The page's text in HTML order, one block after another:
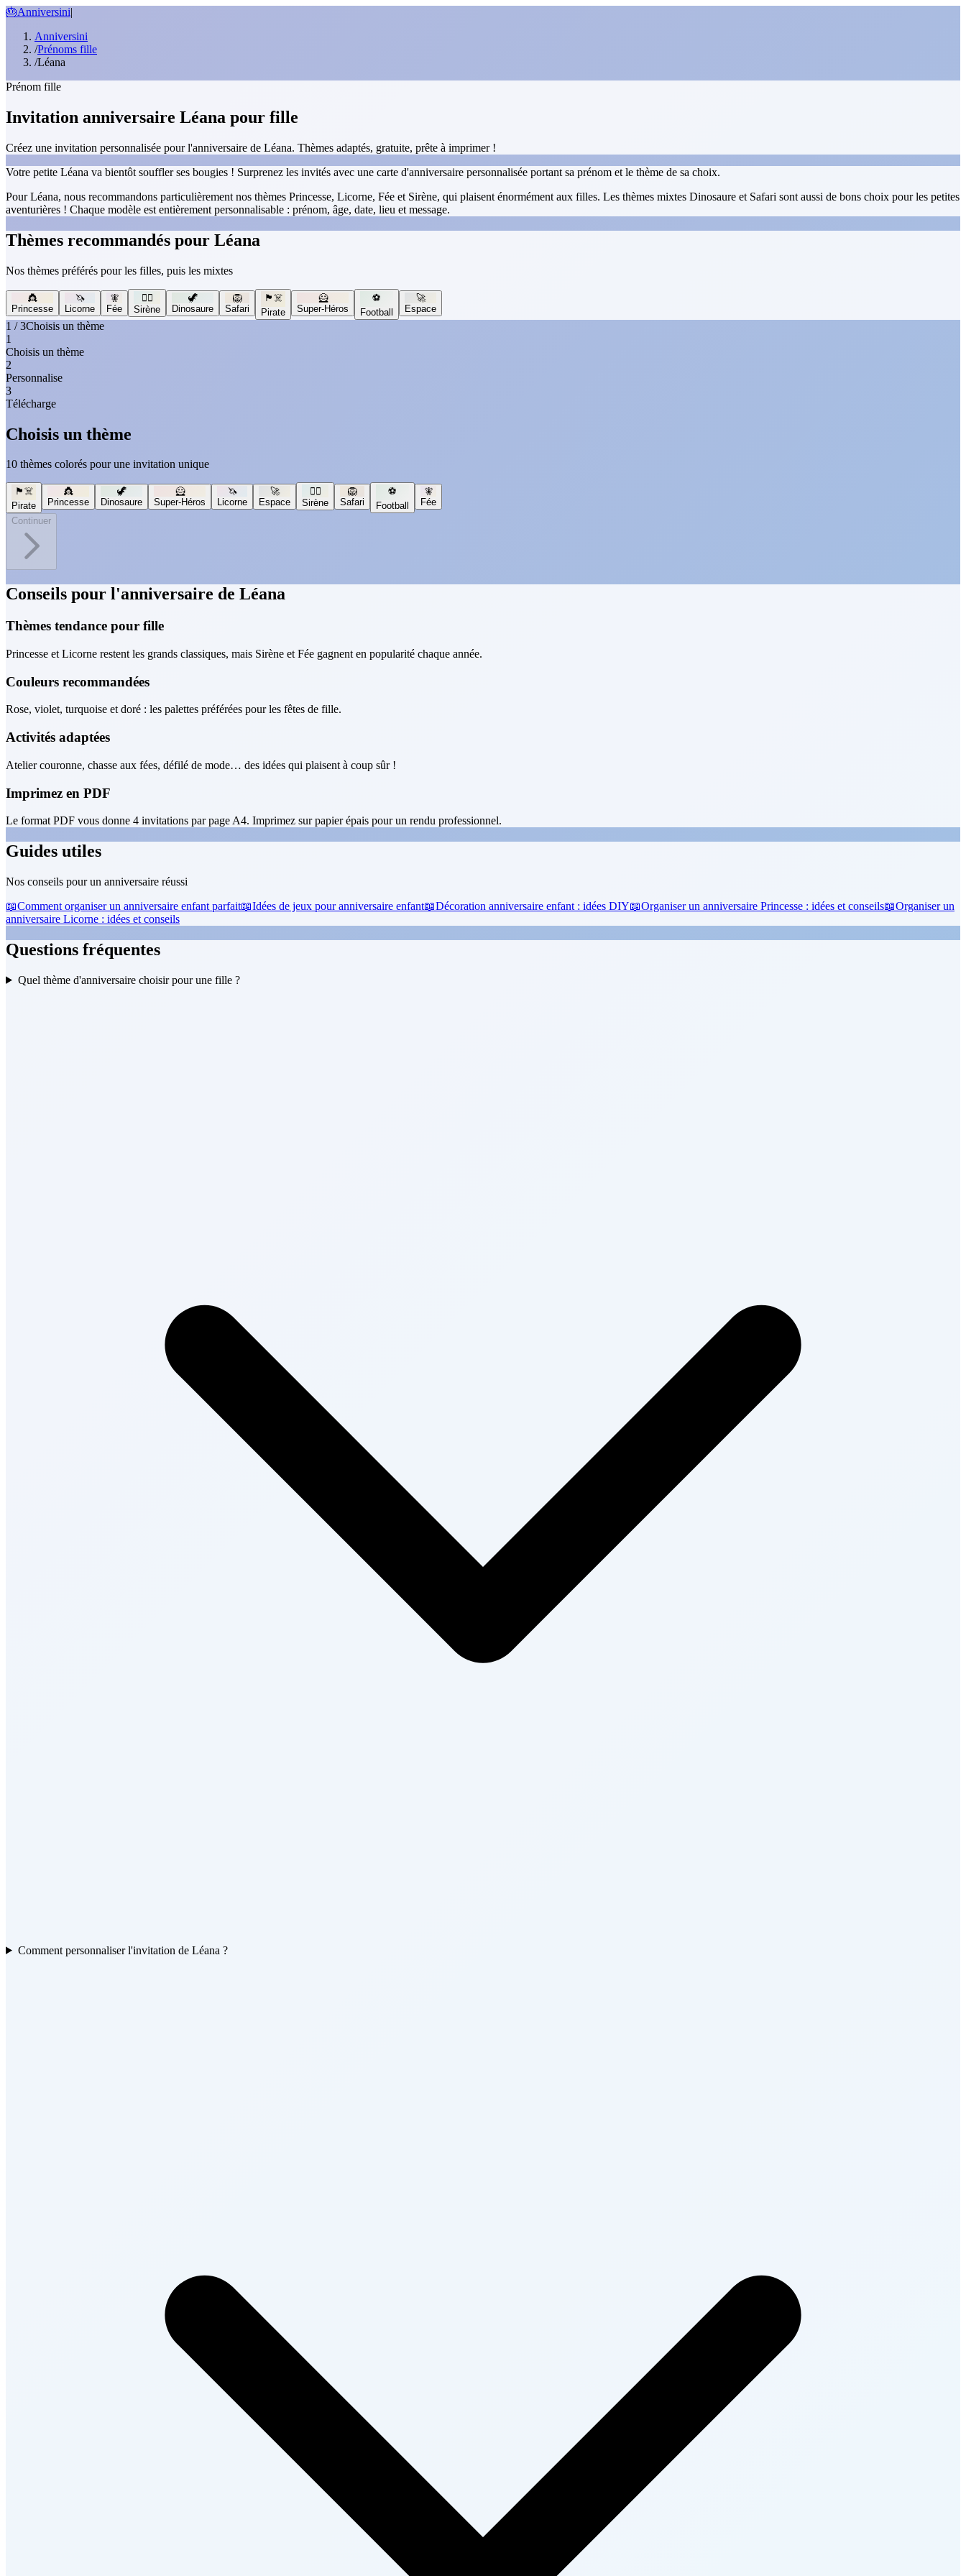
🎂Anniversini|
Anniversini
/Prénoms fille
/Léana
Prénom fille
Invitation anniversaire Léana pour fille
Créez une invitation personnalisée pour l'anniversaire de Léana. Thèmes adaptés, gratuite, prête à imprimer !
Votre petite Léana va bientôt souffler ses bougies ! Surprenez les invités avec une carte d'anniversaire personnalisée portant sa prénom et le thème de sa choix.
Pour Léana, nous recommandons particulièrement nos thèmes Princesse, Licorne, Fée et Sirène, qui plaisent énormément aux filles. Les thèmes mixtes Dinosaure et Safari sont aussi de bons choix pour les petites
aventurières ! Chaque modèle est entièrement personnalisable : prénom, âge, date, lieu et message.
Thèmes recommandés pour Léana
Nos thèmes préférés pour les filles, puis les mixtes
👸
Princesse
🦄
Licorne
🧚
Fée
🧜‍♀️
Sirène
🦖
Dinosaure
🦁
Safari
🏴‍☠️
Pirate
🦸
Super-Héros
⚽
Football
🚀
Espace
1 / 3Choisis un thème
1
Choisis un thème
2
Personnalise
3
Télécharge
Choisis un thème
10 thèmes colorés pour une invitation unique
🏴‍☠️
Pirate
👸
Princesse
🦖
Dinosaure
🦸
Super-Héros
🦄
Licorne
🚀
Espace
🧜‍♀️
Sirène
🦁
Safari
⚽
Football
🧚
Fée
Continuer
Conseils pour l'anniversaire de Léana
Thèmes tendance pour fille
Princesse et Licorne restent les grands classiques, mais Sirène et Fée gagnent en popularité chaque année.
Couleurs recommandées
Rose, violet, turquoise et doré : les palettes préférées pour les fêtes de fille.
Activités adaptées
Atelier couronne, chasse aux fées, défilé de mode… des idées qui plaisent à coup sûr !
Imprimez en PDF
Le format PDF vous donne 4 invitations par page A4. Imprimez sur papier épais pour un rendu professionnel.
Guides utiles
Nos conseils pour un anniversaire réussi
📖Comment organiser un anniversaire enfant parfait📖Idées de jeux pour anniversaire enfant📖Décoration anniversaire enfant : idées DIY📖Organiser un anniversaire Princesse : idées et conseils📖Organiser un
anniversaire Licorne : idées et conseils
Questions fréquentes
Quel thème d'anniversaire choisir pour une fille ?
Comment personnaliser l'invitation de Léana ?